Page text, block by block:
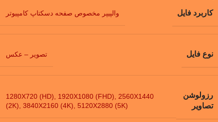
کاربرد فایل والپیپر مخصوص صفحه دسکتاپ کامپیوتر
نوع فایل تصویر – عکس
رزولوشن
تصاویر
1280X720 (HD) 1920X1080 (FHD)
2560X1440
(2K) 3840X2160 (4K) 5120X2880 (5K)